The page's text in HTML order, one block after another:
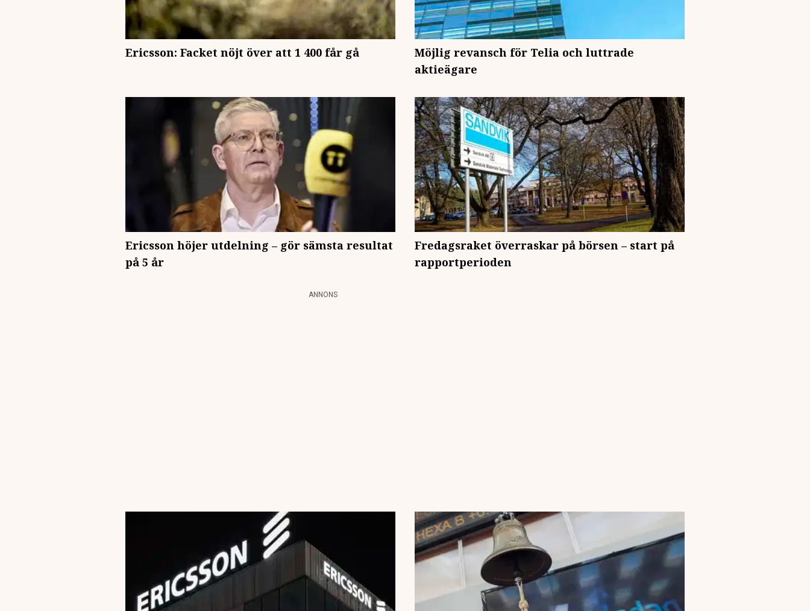
Ericsson: Facket nöjt över att 1 400 får gå
Möjlig revansch för Telia och luttrade
aktieägare
Ericsson höjer utdelning – gör sämsta resultat
på 5 år
Fredagsraket överraskar på börsen – start på
rapportperioden
ANNONS